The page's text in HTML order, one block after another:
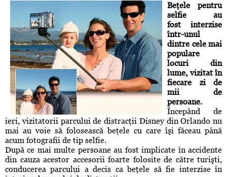
Beţele pentru
selfie au
fost interzise
într-unul
dintre cele mai
populare
locuri din
lume, vizitat în
fiecare zi de
mii de
persoane.
Începând de
ieri, vizitatorii parcului de distracţii Disney din Orlando nu
mai au voie să folosească beţele cu care îşi făceau până
acum fotografii de tip selfie.
După ce mai multe persoane au fost implicate în accidente
din cauza acestor accesorii foarte folosite de către turişti,
conducerea parcului a decis ca beţele să fie interzise în